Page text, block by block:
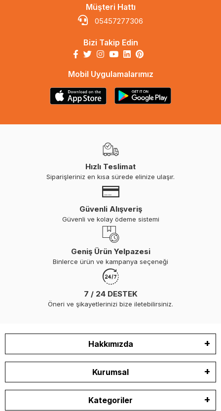
Müşteri Hattı
05457277306
Bizi Takip Edin
Mobil Uygulamalarımız
Hızlı Teslimat
Siparişleriniz en kısa sürede elinize ulaşır.
Güvenli Alışveriş
Güvenli ve kolay ödeme sistemi
Geniş Ürün Yelpazesi
Binlerce ürün ve kampanya seçeneği
7 / 24 DESTEK
Öneri ve şikayetlerinizi bize iletebilirsiniz.
Hakkımızda
Kurumsal
Kategoriler